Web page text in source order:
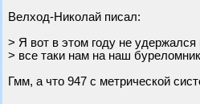
Велход-Николай писал:
> Я вот в этом году не
> все таки нам на наш
Гмм, а что 947 с метрической